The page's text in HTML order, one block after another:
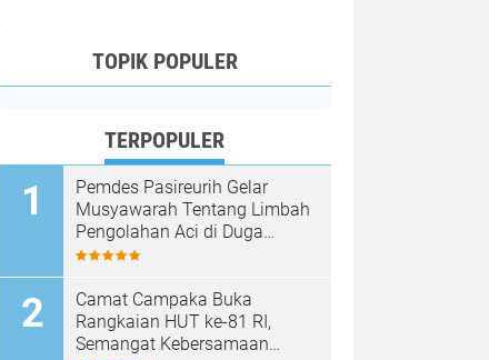
TOPIK POPULER
TERPOPULER
Pemdes Pasireurih Gelar
Musyawarah Tentang Limbah
Pengolahan Aci di Duga
Cemari Sungai Cisata
Sementara
Camat Campaka Buka
Rangkaian HUT ke-81 RI,
Semangat Kebersamaan